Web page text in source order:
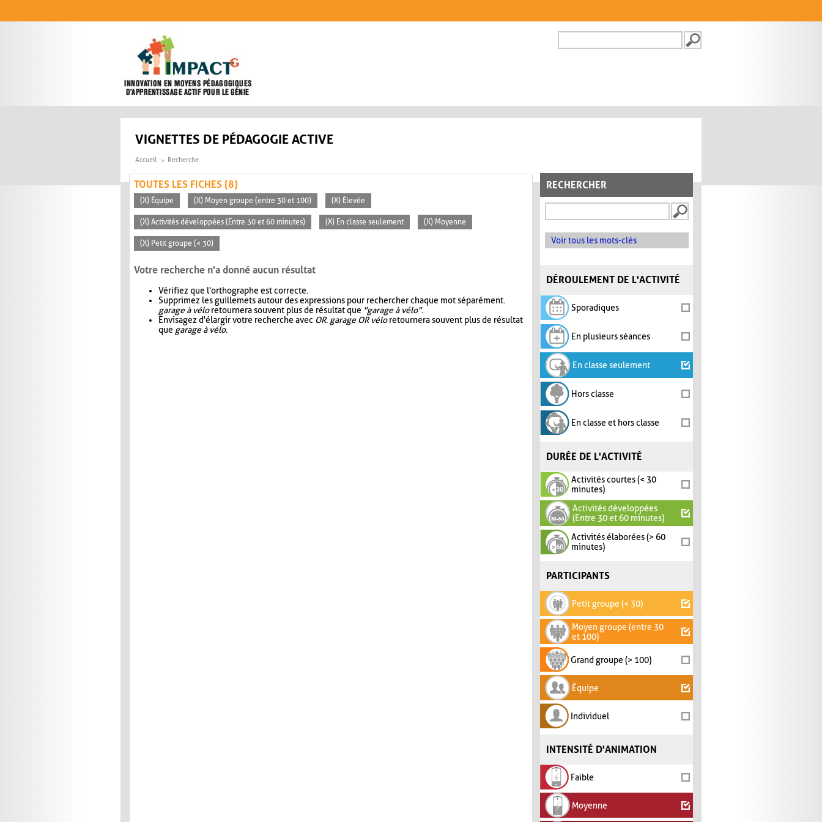
FORMULAIRE DE
VIGNETTES DE PÉDAGOGIE ACTIVE
Accueil Recherche
RECHERCHER
Voir tous les mots-clés
DÉROULEMENT DE L'ACTIVITÉ
Sporadiques
En plusieurs séances
En classe seulement
Hors classe
En classe et hors classe
DURÉE DE L'ACTIVITÉ
Activités courtes (< 30
minutes)
Activités développées
(Entre 30 et 60 minutes)
Activités élaborées (> 60
minutes)
PARTICIPANTS
Petit groupe (< 30)
Moyen groupe (entre 30
et 100)
Grand groupe (> 100)
Équipe
Individuel
INTENSITÉ D'ANIMATION
Faible
Moyenne
TOUTES LES FICHES (8)
(X) Équipe (X) Moyen groupe (entre 30 et 100) (X) Élevée
(X) Activités développées (Entre 30 et 60 minutes) (X) En classe seulement (X) Moyenne
(X) Petit groupe (< 30)
Votre recherche n'a donné aucun résultat
Vérifiez que l'orthographe est correcte.
Supprimez les guillemets autour des expressions pour rechercher chaque mot séparément.
garage à véloretournera souvent plus de résultat que "garage à vélo".
Envisagez d'élargir votre recherche avec OR. garage OR véloretournera souvent plus de résultat
que garage à vélo.